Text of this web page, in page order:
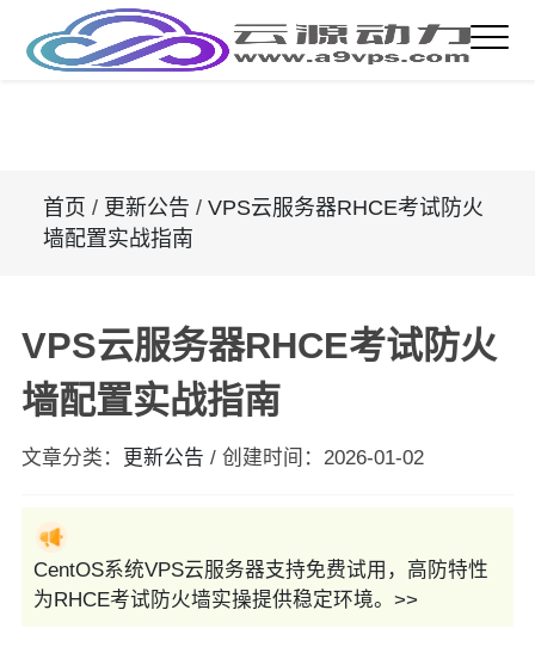
首页 / 更新公告 / VPS云服务器RHCE考试防火
墙配置实战指南
VPS云服务器RHCE考试防火
墙配置实战指南
文章分类： 更新公告 / 创建时间： 2026-01-02
CentOS系统VPS云服务器支持免费试用，高防特性
为RHCE考试防火墙实操提供稳定环境。>>